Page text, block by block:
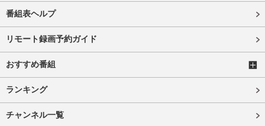
番組表ヘルプ
リモート録画予約ガイド
おすすめ番組
ランキング
チャンネル一覧